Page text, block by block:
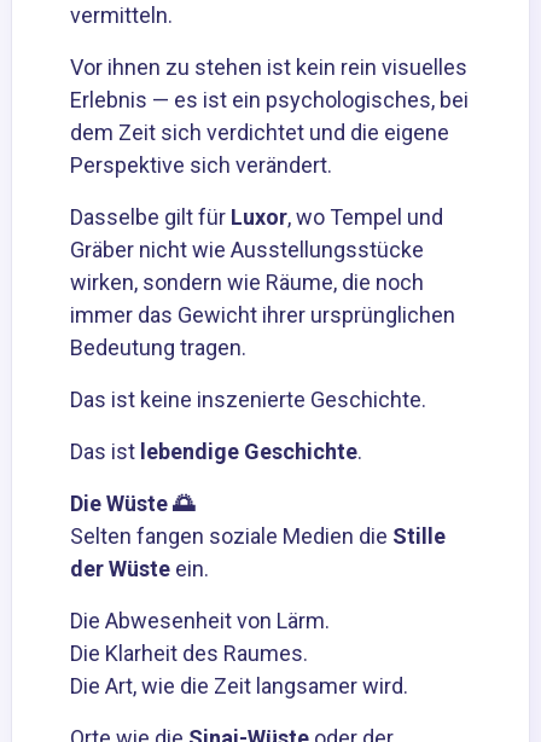
vermitteln.
Vor ihnen zu stehen ist kein rein visuelles
Erlebnis — es ist ein psychologisches, bei
dem Zeit sich verdichtet und die eigene
Perspektive sich verändert.
Dasselbe gilt für Luxor, wo Tempel und
Gräber nicht wie Ausstellungsstücke
wirken, sondern wie Räume, die noch
immer das Gewicht ihrer ursprünglichen
Bedeutung tragen.
Das ist keine inszenierte Geschichte.
Das ist lebendige Geschichte.
Die Wüste 🌅
Selten fangen soziale Medien die Stille
der Wüste ein.
Die Abwesenheit von Lärm.
Die Klarheit des Raumes.
Die Art, wie die Zeit langsamer wird.